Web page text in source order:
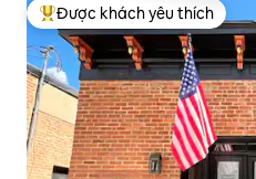
Được khách yêu thích nhất
Được khách yêu thích